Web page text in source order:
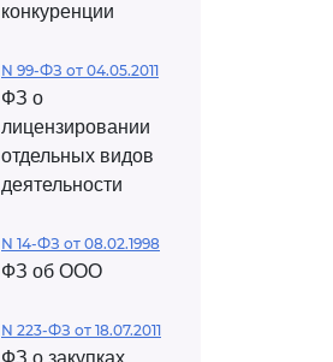
конкуренции
N 99-ФЗ от 04.05.2011
ФЗ о
лицензировании
отдельных видов
деятельности
N 14-ФЗ от 08.02.1998
ФЗ об ООО
N 223-ФЗ от 18.07.2011
ФЗ о закупках